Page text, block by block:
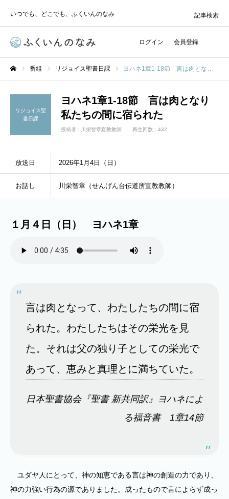
いつでも、どこでも、ふくいんのなみ
ログイン 会員登録
記事検索
番組 リジョイス聖書日課 ヨハネ1章1-18節 言は肉となり私たちの間に宿られた
リジョイス聖
書日課
ヨハネ1章1-18節 言は肉となり
私たちの間に宿られた
投稿者 : 川栄智章宣教教師 再生回数：432
放送日 2026年1月4日（日）
お話し 川栄智章（せんげん台伝道所宣教教師）
１月４日（日） ヨハネ1章
言は肉となって、わたしたちの間に宿
られた。わたしたちはその栄光を見
た。それは父の独り子としての栄光で
あって、恵みと真理とに満ちていた。
日本聖書協会『聖書 新共同訳』ヨハネによ
る福音書 1章14節
ユダヤ人にとって、神の知恵である言は神の創造の力であり、
神の力強い行為の源でありました。成ったもので言によらず成っ